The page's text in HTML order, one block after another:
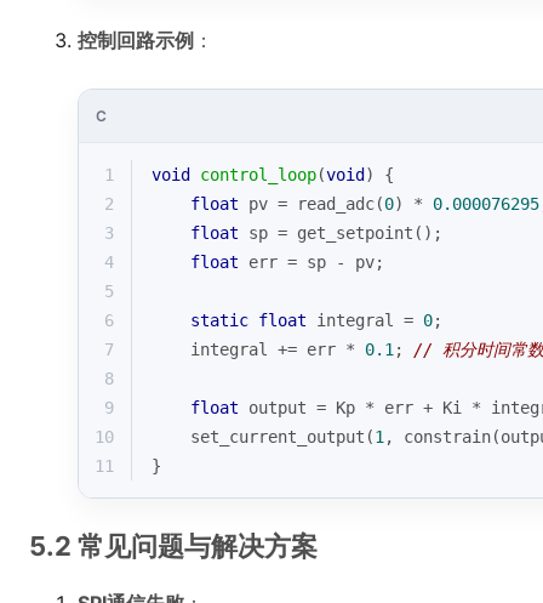
控制回路示例 ：
C
1 void control_loop(void )
{
2
float pv = read_adc(0) * 0.000076295
3
float sp = get_setpoint();
4
float err = sp - pv;
5
6
static float integral = 0;
7
    integral += err *
0.1 ; // 积分时间常数
8
9
float output = Kp * err + Ki *
10
    set_current_output(
1 ,
11
}
5.2 常见问题与解决方案